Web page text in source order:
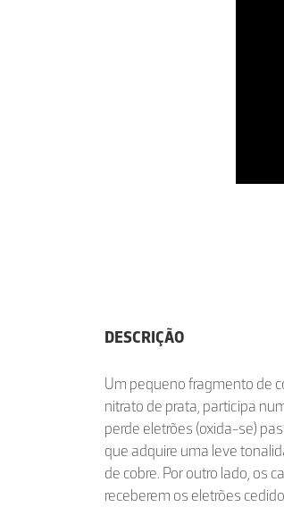
DESCRIÇÃO
Um pequeno fragmento de
nitrato de prata, participa
perde eletrões (oxida-se)
que adquire uma leve
de cobre. Por outro lado, os
receberem os eletrões